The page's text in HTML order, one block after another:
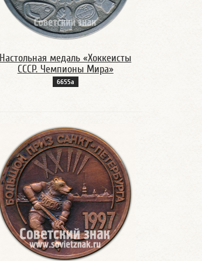
Настольная медаль «Хоккеисты
СССР. Чемпионы Мира»
6655а